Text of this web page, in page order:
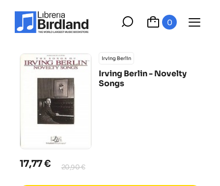
0
Irving Berlin
Irving Berlin - Novelty
Songs
17,77 € 20,90 €